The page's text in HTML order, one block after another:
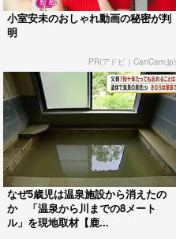
小室安未のおしゃれ動画の秘密が判
明
PR(アドビ｜CanCam.jp)
なぜ5歳児は温泉施設から消えたの
か 「温泉から川までの8メート
ル」を現地取材【鹿...